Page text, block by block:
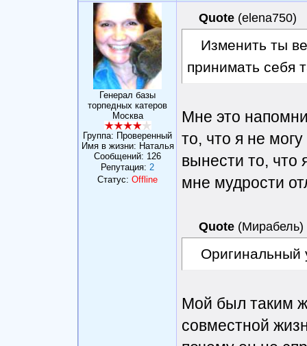
Генерал базы
торпедных катеров
Москва
Группа: Проверенный
Имя в жизни: Наталья
Сообщений: 126
Репутация: 2
Статус: Offline
Quote (elena750)
Изменить ты
принимать себя
Мне это
то, что я не
вынести то, что
мне мудрости
Quote (Мирабель)
Мой был таким
совместной